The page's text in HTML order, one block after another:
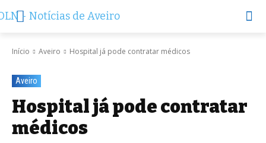
Início Aveiro Hospital já pode contratar médicos
Aveiro
Hospital já pode contratar
médicos